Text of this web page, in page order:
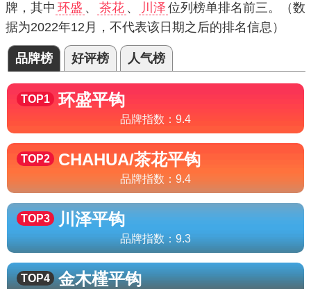
牌，其中 环盛 、 茶花 、 川泽 位列榜单排名前三。（数
据为2022年12月，不代表该日期之后的排名信息）
品牌榜 好评榜 人气榜
TOP1 环盛平钩
品牌指数： 9.4
TOP2 CHAHUA/茶花平钩
品牌指数： 9.4
TOP3 川泽平钩
品牌指数： 9.3
TOP4 金木槿平钩